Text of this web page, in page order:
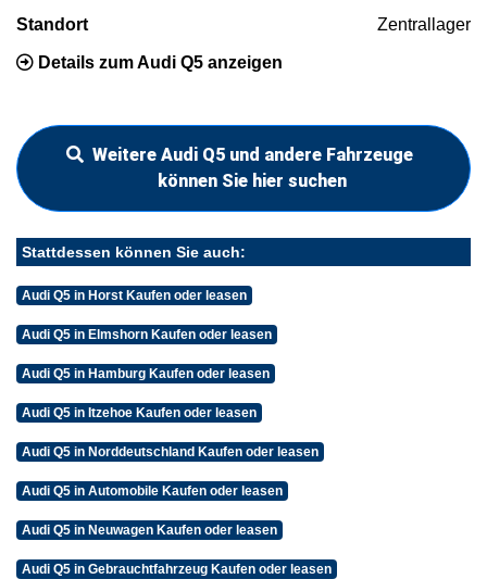
Standort Zentrallager
Details zum Audi Q5 anzeigen
Weitere Audi Q5 und andere Fahrzeuge
können Sie hier suchen
Stattdessen können Sie auch:
Audi Q5 in Horst Kaufen oder leasen
Audi Q5 in Elmshorn Kaufen oder leasen
Audi Q5 in Hamburg Kaufen oder leasen
Audi Q5 in Itzehoe Kaufen oder leasen
Audi Q5 in Norddeutschland Kaufen oder leasen
Audi Q5 in Automobile Kaufen oder leasen
Audi Q5 in Neuwagen Kaufen oder leasen
Audi Q5 in Gebrauchtfahrzeug Kaufen oder leasen